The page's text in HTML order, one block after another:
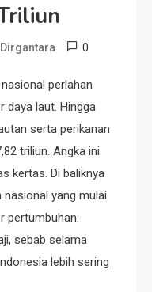
0
perlahan
daya laut. Hingga
serta perikanan
triliun. Angka ini
kertas. Di baliknya
yang mulai
pertumbuhan.
sebab selama
lebih sering